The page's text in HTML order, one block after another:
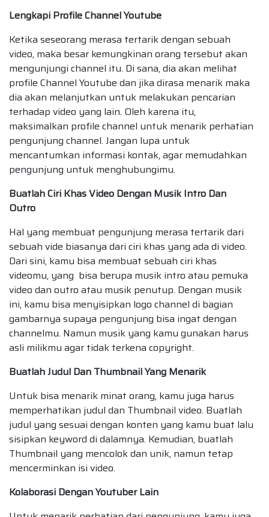
Lengkapi Profile Channel Youtube
Ketika seseorang merasa tertarik dengan sebuah
video, maka besar kemungkinan orang tersebut akan
mengunjungi channel itu. Di sana, dia akan melihat
profile Channel Youtube dan jika dirasa menarik maka
dia akan melanjutkan untuk melakukan pencarian
terhadap video yang lain. Oleh karena itu,
maksimalkan profile channel untuk menarik perhatian
pengunjung channel. Jangan lupa untuk
mencantumkan informasi kontak, agar memudahkan
pengunjung untuk menghubungimu.
Buatlah Ciri Khas Video Dengan Musik Intro Dan
Outro
Hal yang membuat pengunjung merasa tertarik dari
sebuah vide biasanya dari ciri khas yang ada di video.
Dari sini, kamu bisa membuat sebuah ciri khas
videomu, yang bisa berupa musik intro atau pemuka
video dan outro atau musik penutup. Dengan musik
ini, kamu bisa menyisipkan logo channel di bagian
gambarnya supaya pengunjung bisa ingat dengan
channelmu. Namun musik yang kamu gunakan harus
asli milikmu agar tidak terkena copyright.
Buatlah Judul Dan Thumbnail Yang Menarik
Untuk bisa menarik minat orang, kamu juga harus
memperhatikan judul dan Thumbnail video. Buatlah
judul yang sesuai dengan konten yang kamu buat lalu
sisipkan keyword di dalamnya. Kemudian, buatlah
Thumbnail yang mencolok dan unik, namun tetap
mencerminkan isi video.
Kolaborasi Dengan Youtuber Lain